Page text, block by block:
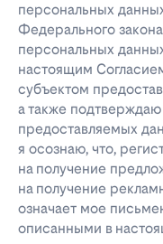
персональных
Федерального
персональных
настоящим
субъектом
а также
предоставляемых
я осознаю, что,
на получение
на получение
означает мое
описанными в